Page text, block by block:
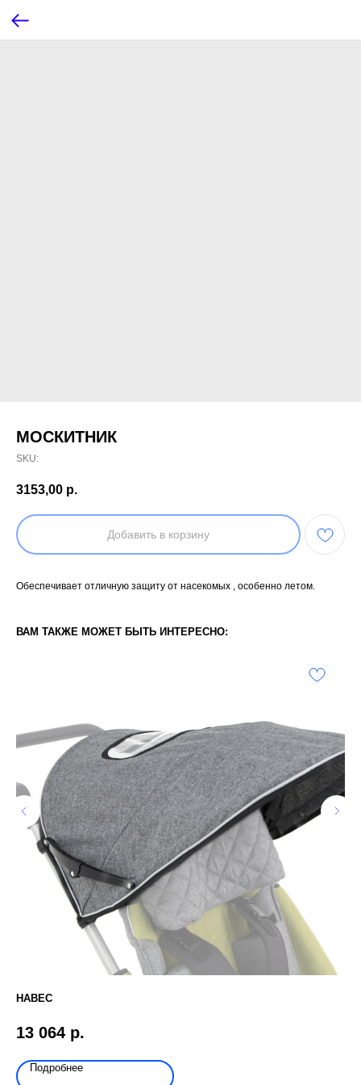
МОСКИТНИК
SKU:
3153,00 р.
Добавить в корзину
Обеспечивает отличную защиту от насекомых , особенно летом.
ВАМ ТАКЖЕ МОЖЕТ БЫТЬ ИНТЕРЕСНО:
НАВЕС
13 064 р.
Подробнее